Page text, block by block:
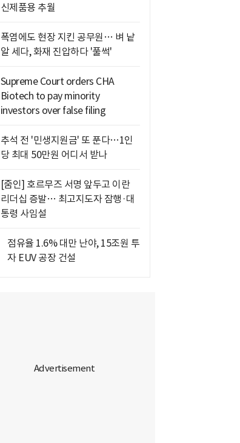
신제품용 추월
폭염에도 현장 지킨 공무원… 벼 낱
알 세다, 화재 진압하다 '풀썩'
Supreme Court orders CHA
Biotech to pay minority
investors over false filing
추석 전 '민생지원금' 또 푼다…1인
당 최대 50만원 어디서 받나
[줌인] 호르무즈 서명 앞두고 이란
리더십 증발… 최고지도자 잠행·대
통령 사임설
점유율 1.6% 대만 난야, 15조원 투
자 EUV 공장 건설